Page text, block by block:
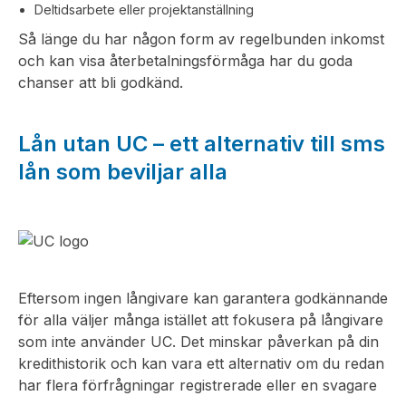
Deltidsarbete eller projektanställning
Så länge du har någon form av regelbunden inkomst
och kan visa återbetalningsförmåga har du goda
chanser att bli godkänd.
Lån utan UC – ett alternativ till sms
lån som beviljar alla
Eftersom ingen långivare kan garantera godkännande
för alla väljer många istället att fokusera på långivare
som inte använder UC. Det minskar påverkan på din
kredithistorik och kan vara ett alternativ om du redan
har flera förfrågningar registrerade eller en svagare